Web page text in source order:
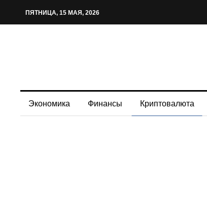
ПЯТНИЦА, 15 МАЯ, 2026
Экономика Финансы Криптовалюта